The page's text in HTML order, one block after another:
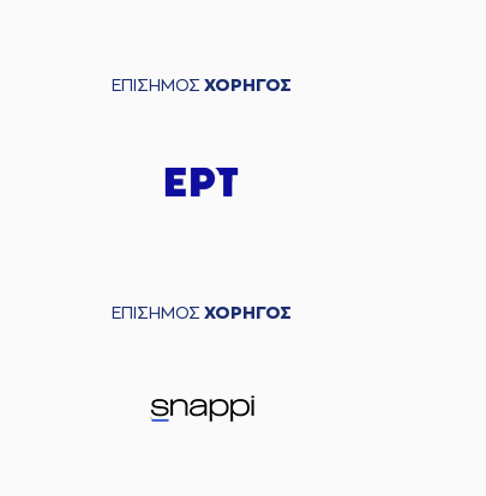
ΕΠΙΣΗΜΟΣ ΧΟΡΗΓΟΣ
ΕΠΙΣΗΜΟΣ ΧΟΡΗΓΟΣ